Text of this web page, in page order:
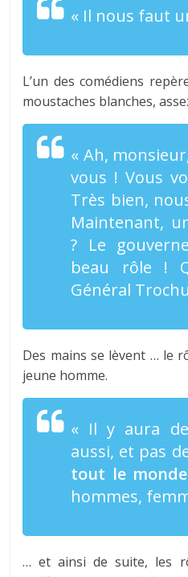
« Il nous faut
L’un des comédiens
moustaches blanches,
« Ah,
vous ! Vous
Très bien,
Maintenant,
? Le
beau rôle !
Général Trochu
Des mains se lèvent … le
jeune homme.
« Il y aura
aussi, et pas
tout le
hommes,
… et ainsi de suite, les